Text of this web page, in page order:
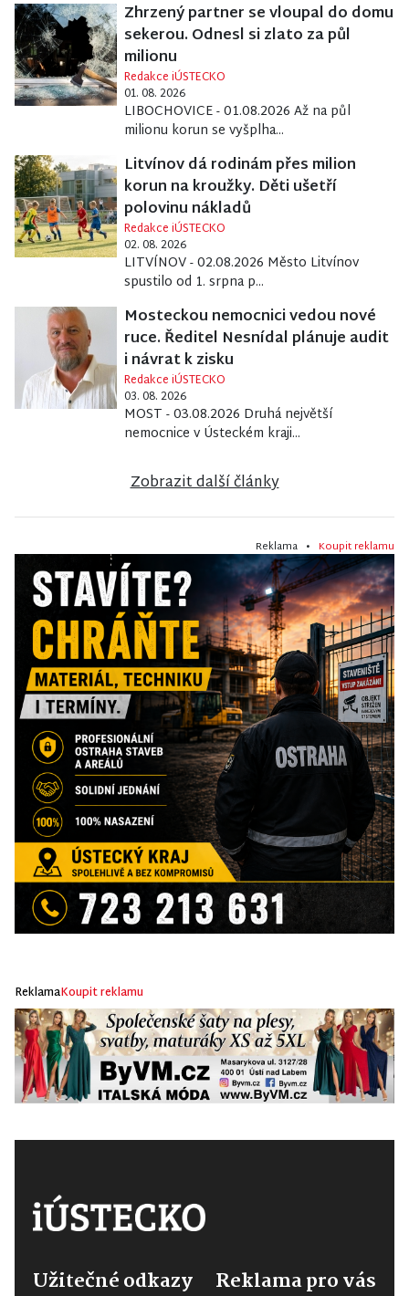
Zhrzený partner se vloupal do domu
sekerou. Odnesl si zlato za půl
milionu
Redakce iÚSTECKO
01. 08. 2026
LIBOCHOVICE - 01.08.2026 Až na půl
milionu korun se vyšplha...
Litvínov dá rodinám přes milion
korun na kroužky. Děti ušetří
polovinu nákladů
Redakce iÚSTECKO
02. 08. 2026
LITVÍNOV - 02.08.2026 Město Litvínov
spustilo od 1. srpna p...
Mosteckou nemocnici vedou nové
ruce. Ředitel Nesnídal plánuje audit
i návrat k zisku
Redakce iÚSTECKO
03. 08. 2026
MOST - 03.08.2026 Druhá největší
nemocnice v Ústeckém kraji...
Zobrazit další články
Reklama • Koupit reklamu
ReklamaKoupit reklamu
Užitečné odkazy Reklama pro vás